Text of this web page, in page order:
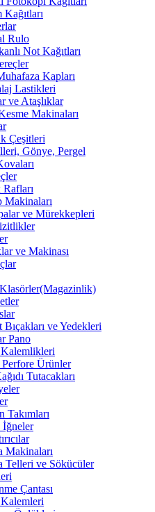
Kağıtları
Rulo
Not Kağıtları
Kapları
Lastikleri
ve Ataşlıklar
Makinaları
Çeşitleri
Gönye, Pergel
Makinaları
ve Mürekkepleri
ve Makinası
Bıçakları ve Yedekleri
Pano
Ürünler
Tutacakları
Takımları
İğneler
Makinaları
Telleri ve Sökücüler
Çantası